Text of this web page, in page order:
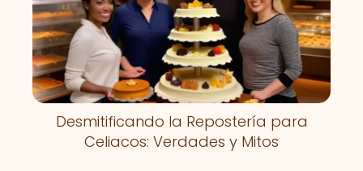
Desmitificando la Repostería para
Celiacos: Verdades y Mitos